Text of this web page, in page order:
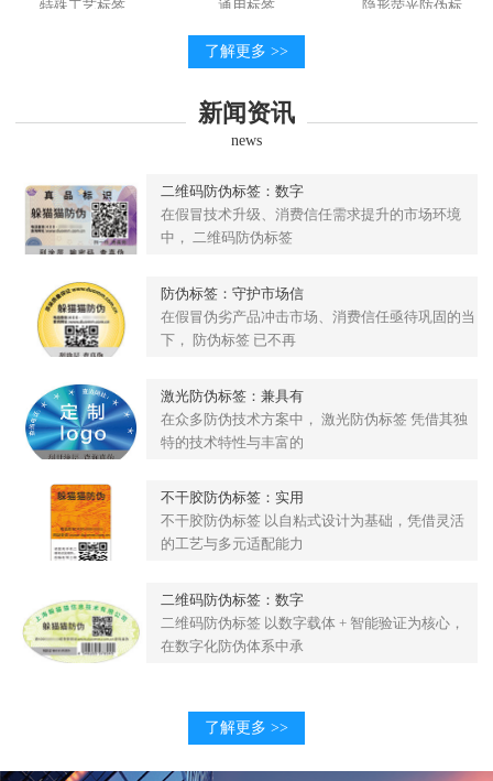
特殊工艺标签 通用标签 隐形荧光防伪标
了解更多 >>
新闻资讯
news
二维码防伪标签：数字
在假冒技术升级、消费信任需求提升的市场环境
中， 二维码防伪标签
防伪标签：守护市场信
在假冒伪劣产品冲击市场、消费信任亟待巩固的当
下， 防伪标签 已不再
激光防伪标签：兼具有
在众多防伪技术方案中， 激光防伪标签 凭借其独
特的技术特性与丰富的
不干胶防伪标签：实用
不干胶防伪标签 以自粘式设计为基础，凭借灵活
的工艺与多元适配能力
二维码防伪标签：数字
二维码防伪标签 以数字载体 + 智能验证为核心，
在数字化防伪体系中承
了解更多 >>